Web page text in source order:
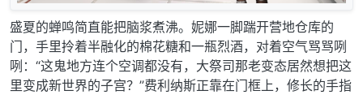
盛夏的蝉鸣简直能把脑浆煮沸。妮娜一脚踹开营地仓库的
门，手里拎着半融化的棉花糖和一瓶烈酒，对着空气骂骂咧
咧：“这鬼地方连个空调都没有，大祭司那老变态居然想把这
里变成新世界的子宫？”费利纳斯正靠在门框上，修长的手指